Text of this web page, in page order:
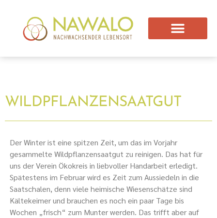
WILDPFLANZENSAATGUT
Der Winter ist eine spitzen Zeit, um das im Vorjahr
gesammelte Wildpflanzensaatgut zu reinigen. Das hat für
uns der Verein Ökokreis in liebvoller Handarbeit erledigt.
Spätestens im Februar wird es Zeit zum Aussiedeln in die
Saatschalen, denn viele heimische Wiesenschätze sind
Kältekeimer und brauchen es noch ein paar Tage bis
Wochen „frisch“ zum Munter werden. Das trifft aber auf